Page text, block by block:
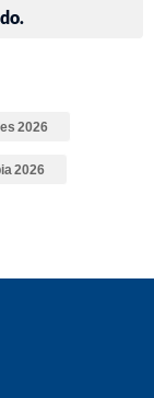
2026
2026